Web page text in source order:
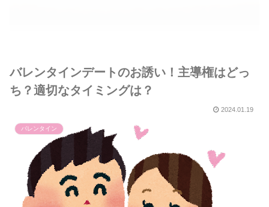
バレンタインデートのお誘い！主導権はどっ
ち？適切なタイミングは？
2024.01.19
バレンタイン